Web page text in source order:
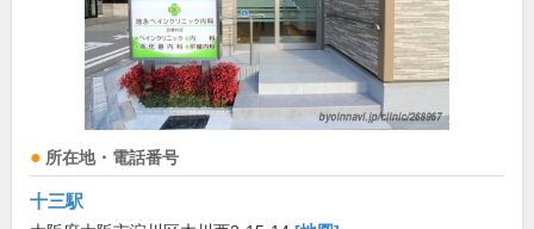
所在地・電話番号
十三駅